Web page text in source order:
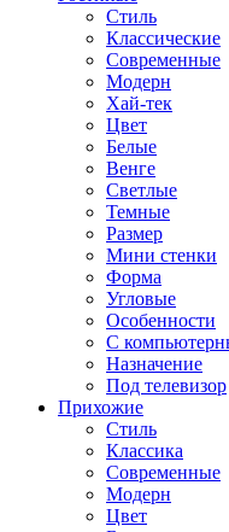
Стиль
Классические
Современные
Модерн
Хай-тек
Цвет
Белые
Венге
Светлые
Темные
Размер
Мини стенки
Форма
Угловые
Особенности
С
Назначение
Под телевизор
Прихожие
Стиль
Классика
Современные
Модерн
Цвет